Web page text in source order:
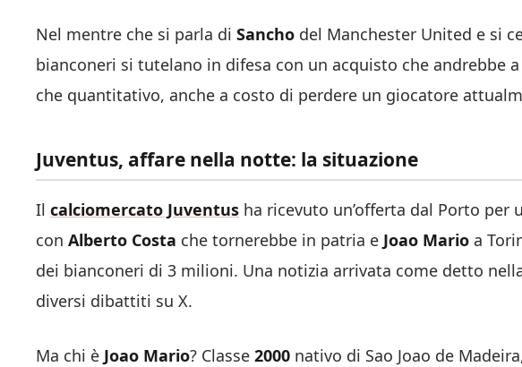
Nel mentre che si parla di Sancho del Manchester United e si
bianconeri si tutelano in difesa con un acquisto che andrebbe
che quantitativo, anche a costo di perdere un giocatore
Juventus, affare nella notte: la situazione
Il calciomercato Juventus ha ricevuto un’offerta dal Porto
con Alberto Costa che tornerebbe in patria e Joao Mario a
dei bianconeri di 3 milioni. Una notizia arrivata come detto
diversi dibattiti su X.
Ma chi è Joao Mario? Classe 2000 nativo di Sao Joao de